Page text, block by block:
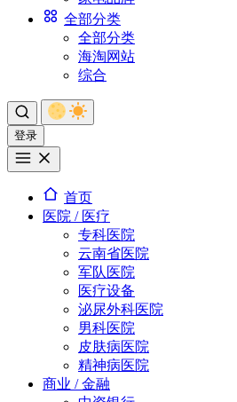
全部分类
全部分类
海淘网站
综合
登录
首页
医院 / 医疗
专科医院
云南省医院
军队医院
医疗设备
泌尿外科医院
男科医院
皮肤病医院
精神病医院
商业 / 金融